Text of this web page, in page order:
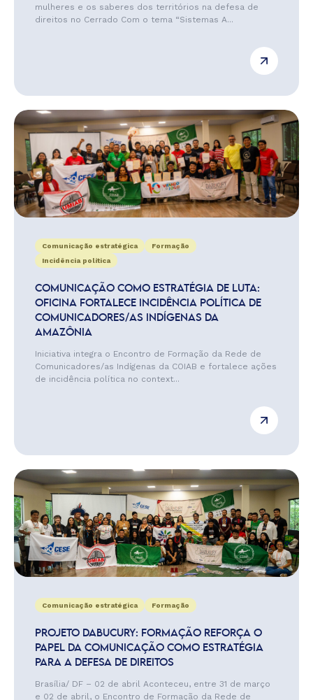
mulheres e os saberes dos territórios na defesa de
direitos no Cerrado Com o tema “Sistemas A...
Comunicação estratégica
Formação
Incidência política
COMUNICAÇÃO COMO ESTRATÉGIA DE LUTA:
OFICINA FORTALECE INCIDÊNCIA POLÍTICA DE
COMUNICADORES/AS INDÍGENAS DA
AMAZÔNIA
Iniciativa integra o Encontro de Formação da Rede de
Comunicadores/as Indígenas da COIAB e fortalece ações
de incidência política no context...
Comunicação estratégica Formação
PROJETO DABUCURY: FORMAÇÃO REFORÇA O
PAPEL DA COMUNICAÇÃO COMO ESTRATÉGIA
PARA A DEFESA DE DIREITOS
Brasília/ DF – 02 de abril Aconteceu, entre 31 de março
e 02 de abril, o Encontro de Formação da Rede de